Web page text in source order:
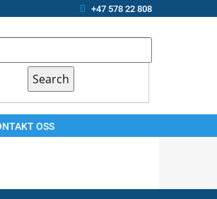
+47 578 22 808
OSS